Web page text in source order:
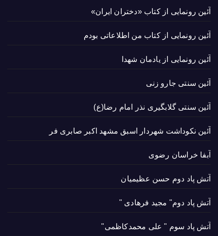
آئین رونمایی از کتاب «دختران ایران»
آئین رونمایی از کتاب من اطلاعاتی بودم
آئین رونمایی از یادمان شهدا
آئین سنتی جارو زنی
آئین سنتی گلابگیری نذر امام رضا(ع)
آئین نکوداشت شهردار اسبق مشهد اکبر صابری فر
آبفا خراسان رضوی
آتش پاد دوم حسن عظیمیان
آتش پاد دوم" مجید فرهادی "
آتش پاد سوم " علی محمدکاظمی"